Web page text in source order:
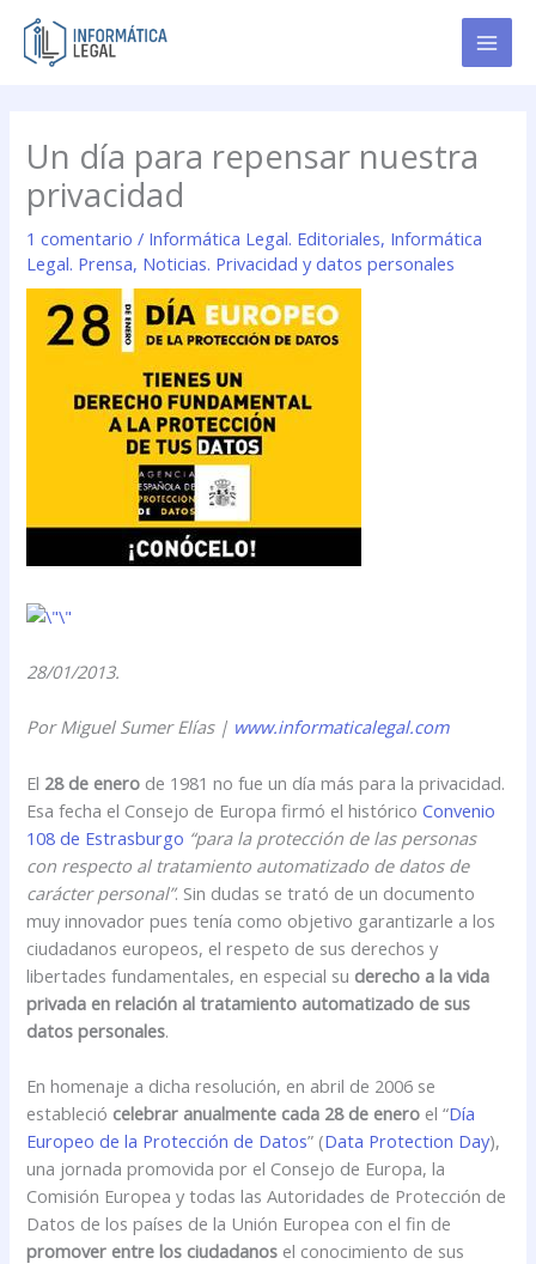
contenido
Un día para repensar nuestra
privacidad
1 comentario / Informática Legal. Editoriales, Informática
Legal. Prensa, Noticias. Privacidad y datos personales
28/01/2013.
Por Miguel Sumer Elías | www.informaticalegal.com
El 28 de enero de 1981 no fue un día más para la privacidad.
Esa fecha el Consejo de Europa firmó el históricoConvenio
108 de Estrasburgo “para la protección de las personas
con respecto al tratamiento automatizado de datos de
carácter personal”. Sin dudas se trató de un documento
muy innovador pues tenía como objetivo garantizarle a los
ciudadanos europeos, el respeto de sus derechos y
libertades fundamentales, en especial su derecho a la vida
privada en relación al tratamiento automatizado de sus
datos personales.
En homenaje a dicha resolución, en abril de 2006 se
estableció celebrar anualmente cada 28 de enero el “Día
Europeo de la Protección de Datos” (Data Protection Day),
una jornada promovida por el Consejo de Europa, la
Comisión Europea y todas las Autoridades de Protección de
Datos de los países de la Unión Europea con el fin de
promover entre los ciudadanos el conocimiento de sus